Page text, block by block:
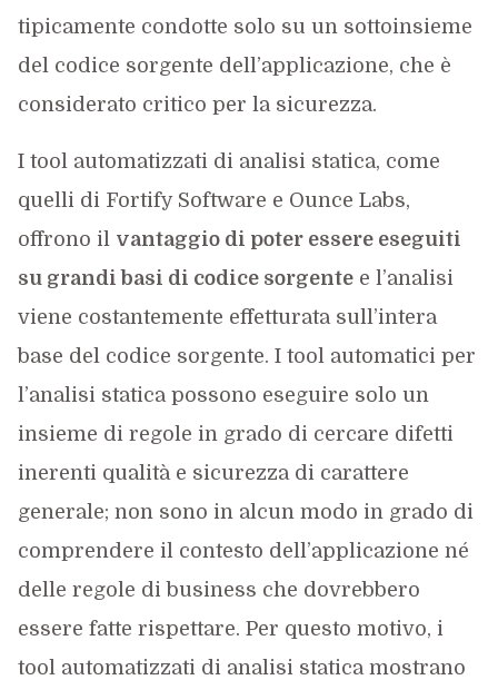
tipicamente condotte solo su un sottoinsieme
del codice sorgente dell’applicazione, che è
considerato critico per la sicurezza.
I tool automatizzati di analisi statica, come
quelli di Fortify Software e Ounce Labs,
offrono il vantaggio di poter essere eseguiti
su grandi basi di codice sorgentee l’analisi
viene costantemente effetturata sull’intera
base del codice sorgente. I tool automatici per
l’analisi statica possono eseguire solo un
insieme di regole in grado di cercare difetti
inerenti qualità e sicurezza di carattere
generale; non sono in alcun modo in grado di
comprendere il contesto dell’applicazione né
delle regole di business che dovrebbero
essere fatte rispettare. Per questo motivo, i
tool automatizzati di analisi statica mostrano